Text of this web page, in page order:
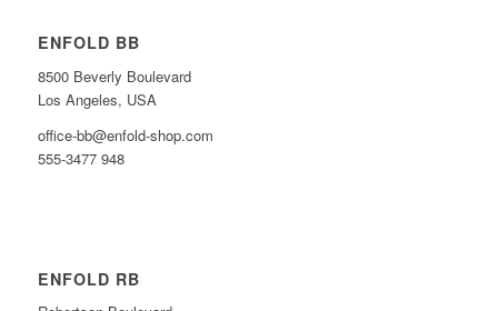
ENFOLD BB
8500 Beverly Boulevard
Los Angeles, USA
office-bb@enfold-shop.com
555-3477 948
ENFOLD RB